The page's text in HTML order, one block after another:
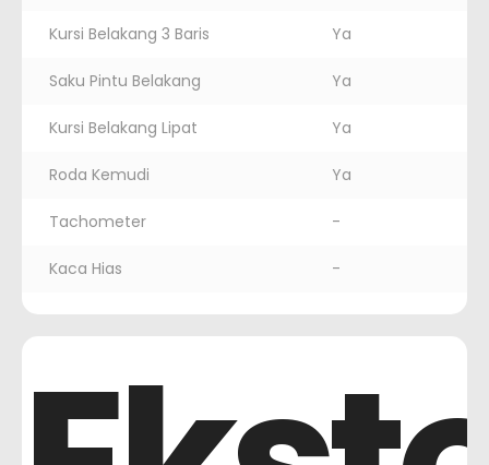
Kursi Belakang 3 Baris Ya
Saku Pintu Belakang Ya
Kursi Belakang Lipat Ya
Roda Kemudi Ya
Tachometer -
Kaca Hias -